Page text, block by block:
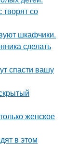
со
шкафчики.
сделать
спасти вашу
женское
в этом